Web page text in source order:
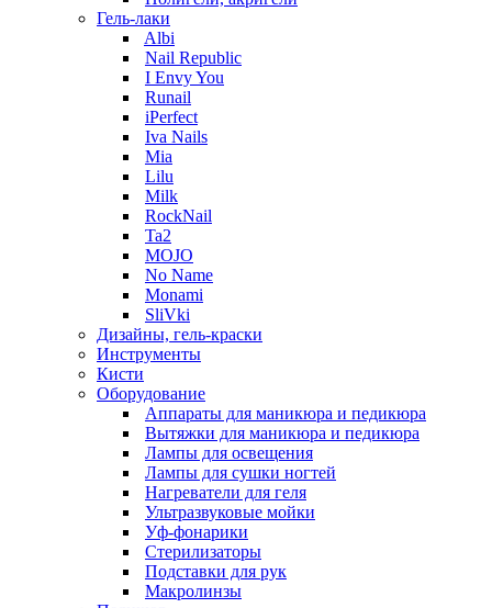
Гель-лаки
Albi
Nail Republic
I Envy You
Runail
iPerfect
Iva Nails
Mia
Lilu
Milk
RockNail
Ta2
MOJO
No Name
Monami
SliVki
Дизайны, гель-краски
Инструменты
Кисти
Оборудование
Аппараты для маникюра и педикюра
Вытяжки для маникюра и педикюра
Лампы для освещения
Лампы для сушки ногтей
Нагреватели для геля
Ультразвуковые мойки
Уф-фонарики
Стерилизаторы
Подставки для рук
Макролинзы